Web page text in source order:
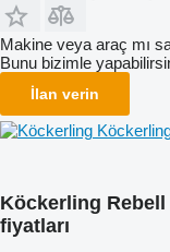
Makine veya araç mı
Bunu bizimle
İlan verin
Köckerling
fiyatları